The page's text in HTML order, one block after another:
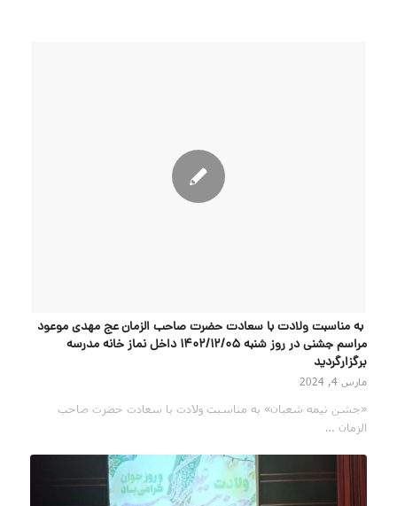
به مناسبت ولادت با سعادت حضرت صاحب الزمان عج مهدی موعود
مراسم جشنی در روز شنبه 1402/12/05 داخل نماز خانه مدرسه
برگزارگردید
مارس 4, 2024
«جشن نیمه شعبان» به مناسبت ولادت با سعادت حضرت صاحب
الزمان …